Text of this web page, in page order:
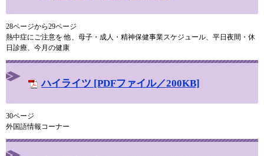
28ページから29ページ
熱中症にご注意を 他、母子・成人・精神保健事業スケジュール、平日夜間・休
日診療、今月の健康
ハイライツ [PDFファイル／200KB]
30ページ
外国語情報コーナー